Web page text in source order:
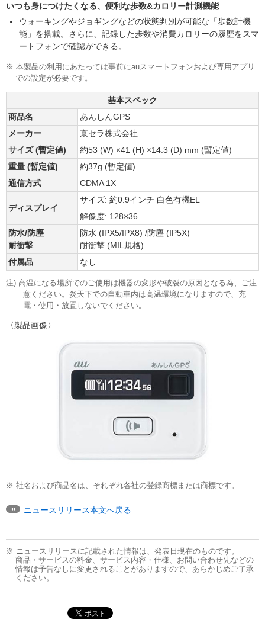
いつも身につけたくなる、便利な歩数&カロリー計測機能
ウォーキングやジョギングなどの状態判別が可能な「歩数計機
能」を搭載。さらに、記録した歩数や消費カロリーの履歴をスマ
ートフォンで確認ができる。
※ 本製品の利用にあたっては事前にauスマートフォンおよび専用アプリ
での設定が必要です。
基本スペック
商品名
あんしんGPS
メーカー
京セラ株式会社
サイズ (暫定値)
約53 (W) ×41 (H) ×14.3 (D) mm (暫定値)
重量 (暫定値)
約37g (暫定値)
通信方式
CDMA 1X
ディスプレイ
サイズ: 約0.9インチ 白色有機EL
解像度: 128×36
防水/防塵
耐衝撃
防水 (IPX5/IPX8) /防塵 (IP5X)
耐衝撃 (MIL規格)
付属品
なし
注) 高温になる場所でのご使用は機器の変形や破裂の原因となる為、ご注
意ください。炎天下での自動車内は高温環境になりますので、充
電・使用・放置しないでください。
〈製品画像〉
※ 社名および商品名は、それぞれ各社の登録商標または商標です。
ニュースリリース本文へ戻る
※ ニュースリリースに記載された情報は、発表日現在のものです。
商品・サービスの料金、サービス内容・仕様、お問い合わせ先などの
情報は予告なしに変更されることがありますので、あらかじめご了承
ください。